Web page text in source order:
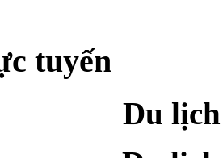
tuyến
Du